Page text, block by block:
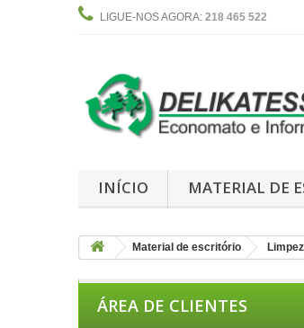
LIGUE-NOS AGORA: 218 465 522
INÍCIO MATERIAL DE
Material de escritório
ÁREA DE CLIENTES